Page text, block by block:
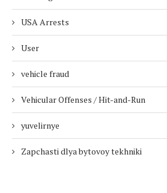
USA Arrests
User
vehicle fraud
Vehicular Offenses / Hit-and-Run
yuvelirnye
Zapchasti dlya bytovoy tekhniki